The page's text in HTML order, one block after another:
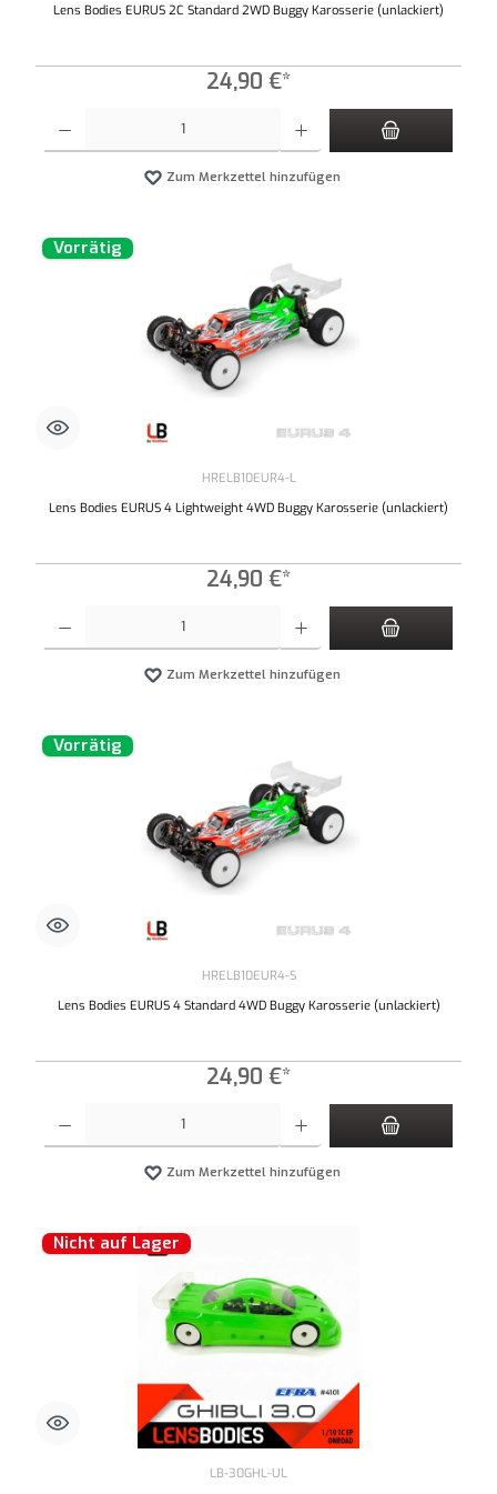
Lens Bodies EURUS 2C Standard 2WD Buggy Karosserie (unlackiert)
24,90 €*
Zum Merkzettel hinzufügen
Vorrätig
HRELB10EUR4-L
Lens Bodies EURUS 4 Lightweight 4WD Buggy Karosserie (unlackiert)
24,90 €*
Zum Merkzettel hinzufügen
Vorrätig
HRELB10EUR4-S
Lens Bodies EURUS 4 Standard 4WD Buggy Karosserie (unlackiert)
24,90 €*
Zum Merkzettel hinzufügen
Nicht auf Lager
LB-30GHL-UL